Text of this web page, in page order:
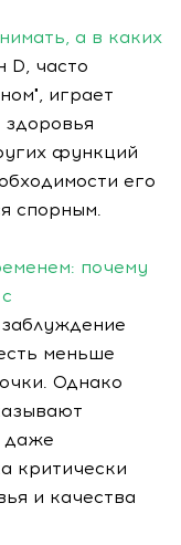
а в каких
D, часто
играет
функций
его
спорным.
почему
меньше
Однако
даже
критически
и качества